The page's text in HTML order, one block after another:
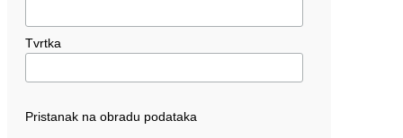
Tvrtka
Pristanak na obradu podataka